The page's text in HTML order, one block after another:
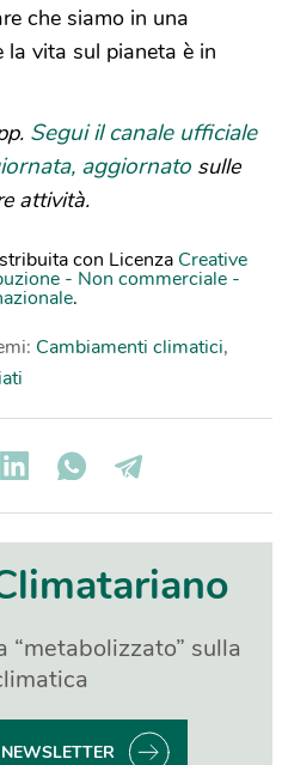
che siamo in una
la vita sul pianeta è in
Segui il canale ufficiale
aggiornato sulle
attività.
con Licenza Creative
- Non commerciale -
.
Cambiamenti climatici,
“metabolizzato” sulla